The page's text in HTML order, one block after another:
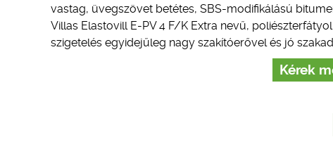
vastag, üvegszövet betétes, SBS-modifikálású
Villas Elastovill E-PV 4 F/K Extra nevű,
szigetelés egyidejűleg nagy szakítóerővel és jó
Kérek